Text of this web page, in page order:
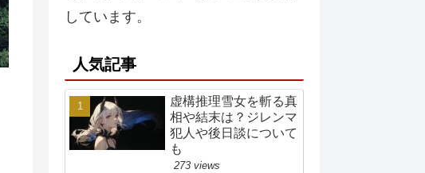
しています。
人気記事
虚構推理雪女を斬る真
相や結末は？ジレンマ
犯人や後日談について
も
273 views